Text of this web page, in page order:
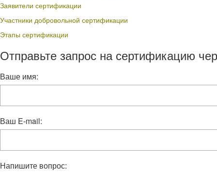
Заявители сертификации
Участники добровольной сертификации
Этапы сертификации
Отправьте запрос на сертификацию
Ваше имя:
Ваш E-mail:
Напишите вопрос: